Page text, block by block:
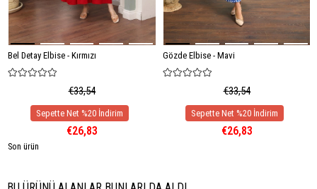
Bel Detay Elbise - Kırmızı
€33,54
€26,83
Son ürün
Gözde Elbise - Mavi
€33,54
€26,83